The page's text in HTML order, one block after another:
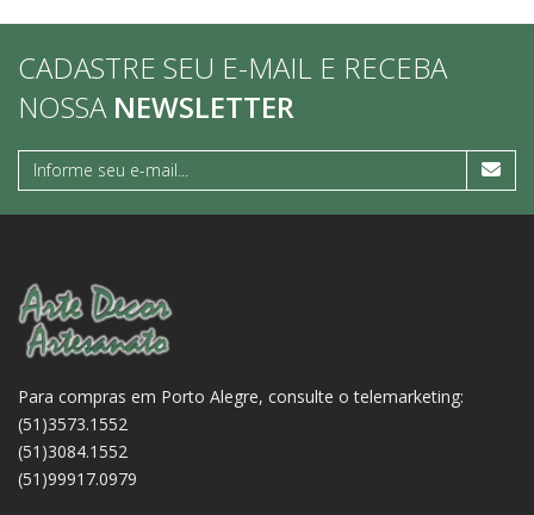
CADASTRE SEU E-MAIL E RECEBA
NOSSA NEWSLETTER
Para compras em Porto Alegre, consulte o telemarketing:
(51)3573.1552
(51)3084.1552
(51)99917.0979